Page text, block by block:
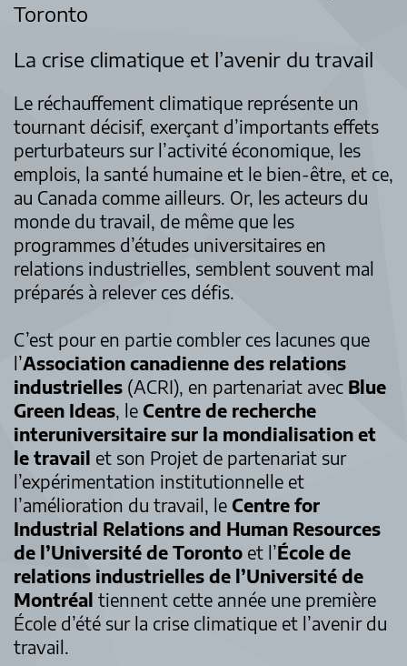
Toronto
La crise climatique et l’avenir du travail
Le réchauffement climatique représente un
tournant décisif, exerçant d’importants effets
perturbateurs sur l’activité économique, les
emplois, la santé humaine et le bien-être, et ce,
au Canada comme ailleurs. Or, les acteurs du
monde du travail, de même que les
programmes d’études universitaires en
relations industrielles, semblent souvent mal
préparés à relever ces défis.
C’est pour en partie combler ces lacunes que
l’Association canadienne des relations
industrielles (ACRI), en partenariat avec Blue
Green Ideas, le Centre de recherche
interuniversitaire sur la mondialisation et
le travail et son Projet de partenariat sur
l’expérimentation institutionnelle et
l’amélioration du travail, le Centre for
Industrial Relations and Human Resources
de l’Université de Toronto et l’École de
relations industrielles de l’Université de
Montréal tiennent cette année une première
École d’été sur la crise climatique et l’avenir du
travail.